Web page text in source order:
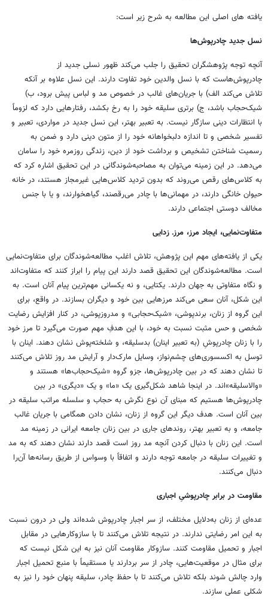
یافته های اصلی این مطالعه به شرح زیر است:
نسل جدید چادرپوش‌ها
آنچه توجه پژوهشگران تحقیق را جلب می‌کند ظهور نسلی جدید از
چادرپوش‌هاست که با نسل والدین خود تفاوت دارند. این نسل علاوه بر آنکه
تلاش می‌کند الف) با جریان‌های غالب در خصوص مد و لباس پیش برود، ب)
شیک‌حجاب باشد، ج) برتری سلیقه خود را به رخ بکشد، رفتارهایی دارد که لزوماً
با انتظارات دینی سازگار نیست. به تعبیر بهتر، این نسل جدید در مواردی، تعبیر و
تفسیر شخصی و تا اندازه دلبخواهانه خود را از متون دینی دارد و ضمن به
رسمیت شناختن تشخیص و برداشت خود از دین، زندگی روزمره خود را سامان
می‌دهد. در این زمینه می‌توان به مصاحبه‌شوندگانی در این تحقیق اشاره کرد که
به کلاس‌های رقص ‌می‌روند که بدون تردید کلاس‌هایی غیرمجاز هستند، در خانه
حیوان خانگی دارند، در مهمانی‌ها با چادر می‌رقصند، گیاهخوارند، و یا با جنس
مخالف دوستی اجتماعی دارند.
متفاوت‌نمایی، ایجاد مرز، مرزـ زدایی
یکی از یافته‌های مهم این پژوهش، تلاش اغلب مطالعه‌شوندگان برای متفاوت‌نمایی
است. مطالعه‌شوندگان این تحقیق قصد دارند این پیام را ابراز کنند که متفاوت‌اند
و نگاه متفاوتی به جهان دارند. یکتایی، و نه یکسانی مهم‌ترین پیام آنان است. به
این شکل، آنان سعی می‌کند مرزهایی بین خود و دیگران بسازند. در واقع، برای
این گروه از زنان، برندپوشی، «شیک‌حجابی» و مدروزپوشی، در کنار افزایش رضایت
شخصی و حس مثبت نسبت به خود، با این هدفِ مهم صورت می‌گیرد تا مرز خود
را با زنان چادرپوشِ (به تعبیر اینان) بدسلیقه، و شلخته‌پوش نشان دهند. اینان با
توسل به اکسسوری‌های چشم‌نواز، وسایل مارک‌دار و آرایش مد روز تلاش می‌کنند
تا نشان دهند که در بین چادرپوش‌ها، جزو گروه «شیک‌حجاب‌ها» هستند و
«والاسلیقه»اند. در اینجا شاهد شکل‌گیری یک «ما» و یک «دیگری» در بین
چادرپوش‌ها هستیم که مبنای آن نوع نگرش به حجاب و سلسله مراتب سلیقه در
بین آنان است. هدف دیگر این گروه از زنان، نشان دادن همگامی با جریان غالب
جامعه، و به تعبیر بهتر، روندهای جاری در بین زنان جامعه ایرانی در زمینه مد
است. این زنان با دنبال کردن آنچه مد روز است قصد دارند نشان دهند که به مد
و تغییرات سلیقه در جامعه توجه دارند و اتفاقاً با وسواس از طریق رسانه‌ها آن‌را
دنبال می‌کنند.
مقاومت در برابر چادرپوشیِ اجباری
عده‌ای از زنان به‌دلایل مختلف، از سر اجبار چادرپوش شده‌اند ولی در درون نسبت
به این امر رضایتی ندارند. در نتیجه تلاش می‌کنند تا با سازوکارهایی در مقابل
اجبار و تحمیل مقاومت کنند. سازوکار مقاومت آنان نیز به این شکل نیست که
برای مثال در موقعیت‌هایی، چادر از سر بردارند یا مستقیماً با منبع تحمیل اجبار
وارد چالش شوند بلکه تلاش می‌کنند تا با حفظ چادر، سلیقه پنهان خود را نیز به
شکلی عملی سازند.